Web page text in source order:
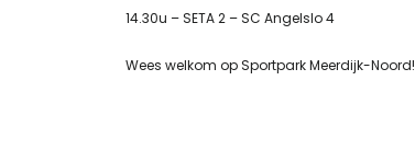
14.30u – SETA 2 – SC Angelslo 4
Wees welkom op Sportpark Meerdijk-Noord!